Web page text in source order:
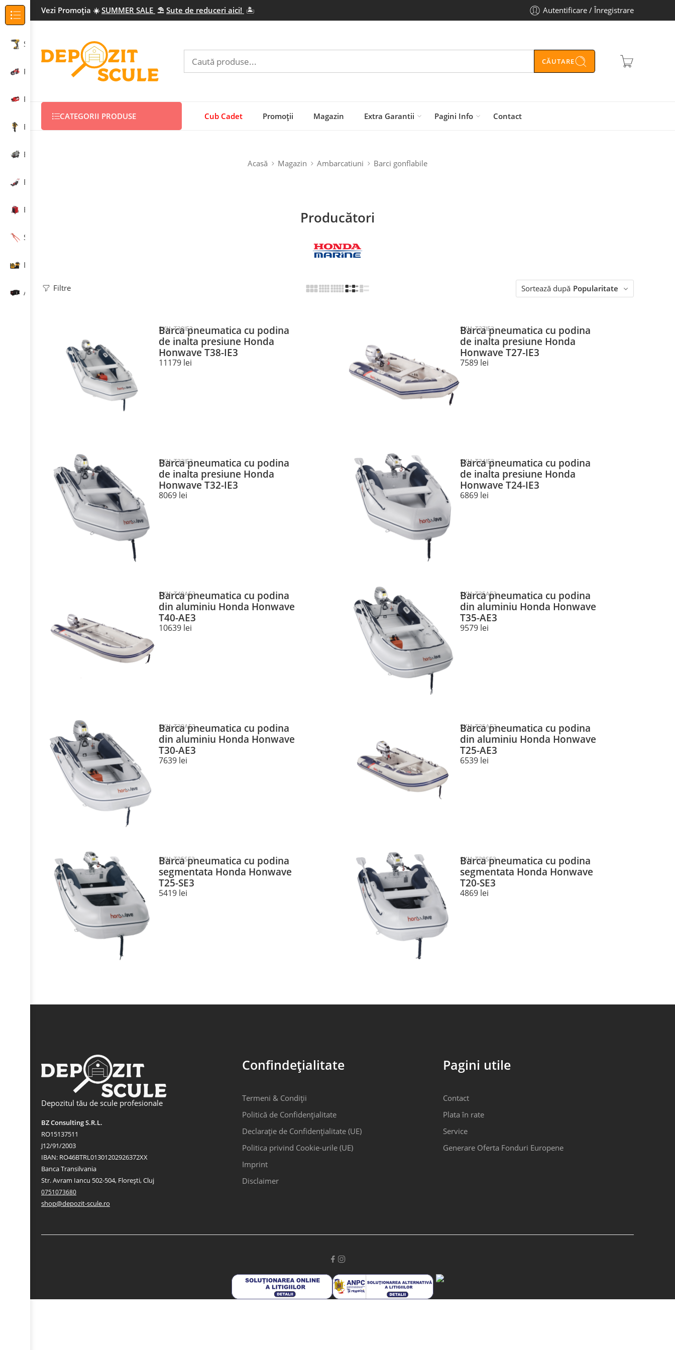
Vezi Promoția ☀️SUMMER SALE ⛱️ Sute de reduceri aici! 🏝️ Autentificare / Înregistrare
CĂUTARE
CATEGORII PRODUSE Cub Cadet Promoții Magazin Extra Garantii Pagini Info Contact
Acasă Magazin Ambarcatiuni Barci gonflabile
Producători
Filtre Sortează după Popularitate
SKU:T38IE3
Barca pneumatica cu podina
de inalta presiune Honda
Honwave T38-IE3
11179 lei
SKU:T27IE3
Barca pneumatica cu podina
de inalta presiune Honda
Honwave T27-IE3
7589 lei
SKU:T32IE3
Barca pneumatica cu podina
de inalta presiune Honda
Honwave T32-IE3
8069 lei
SKU:T24IE3
Barca pneumatica cu podina
de inalta presiune Honda
Honwave T24-IE3
6869 lei
SKU:T40AE3
Barca pneumatica cu podina
din aluminiu Honda Honwave
T40-AE3
10639 lei
SKU:T35AE3
Barca pneumatica cu podina
din aluminiu Honda Honwave
T35-AE3
9579 lei
SKU:T30AE3
Barca pneumatica cu podina
din aluminiu Honda Honwave
T30-AE3
7639 lei
SKU:T25AE3
Barca pneumatica cu podina
din aluminiu Honda Honwave
T25-AE3
6539 lei
SKU:T25SE3
Barca pneumatica cu podina
segmentata Honda Honwave
T25-SE3
5419 lei
SKU:T20SE3
Barca pneumatica cu podina
segmentata Honda Honwave
T20-SE3
4869 lei
Depozitul tău de scule profesionale
BZ Consulting S.R.L.
RO15137511
J12/91/2003
IBAN: RO46BTRL01301202926372XX
Banca Transilvania
Str. Avram Iancu 502-504, Florești, Cluj
0751073680
shop@depozit-scule.ro
Confindețialitate
Termeni & Condiții
Politică de Confidențialitate
Declarație de Confidențialitate (UE)
Politica privind Cookie-urile (UE)
Imprint
Disclaimer
Pagini utile
Contact
Plata în rate
Service
Generare Oferta Fonduri Europene
Categorii Produse
Scule electrice profesionale
Prelucrarea metalului
Prelucrarea lemnului
Echipamente construcții
Echipamente curățenie
Echipamente grădinărit
Echipamente încălzire
Scule de mână
Laser și măsurare
Accesorii